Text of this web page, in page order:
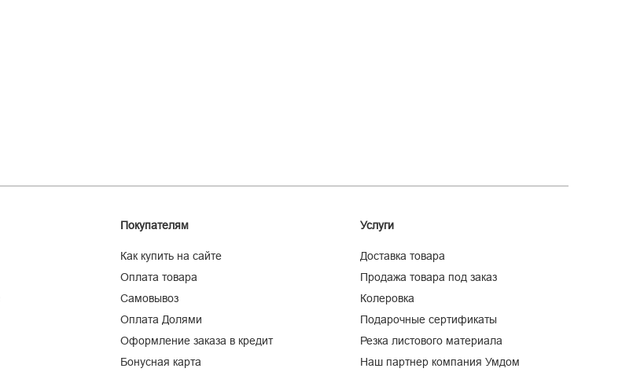
Покупателям
Как купить на сайте
Оплата товара
Самовывоз
Оплата Долями
Оформление заказа в кредит
Бонусная карта
Услуги
Доставка товара
Продажа товара под заказ
Колеровка
Подарочные сертификаты
Резка листового материала
Наш партнер компания Умдом